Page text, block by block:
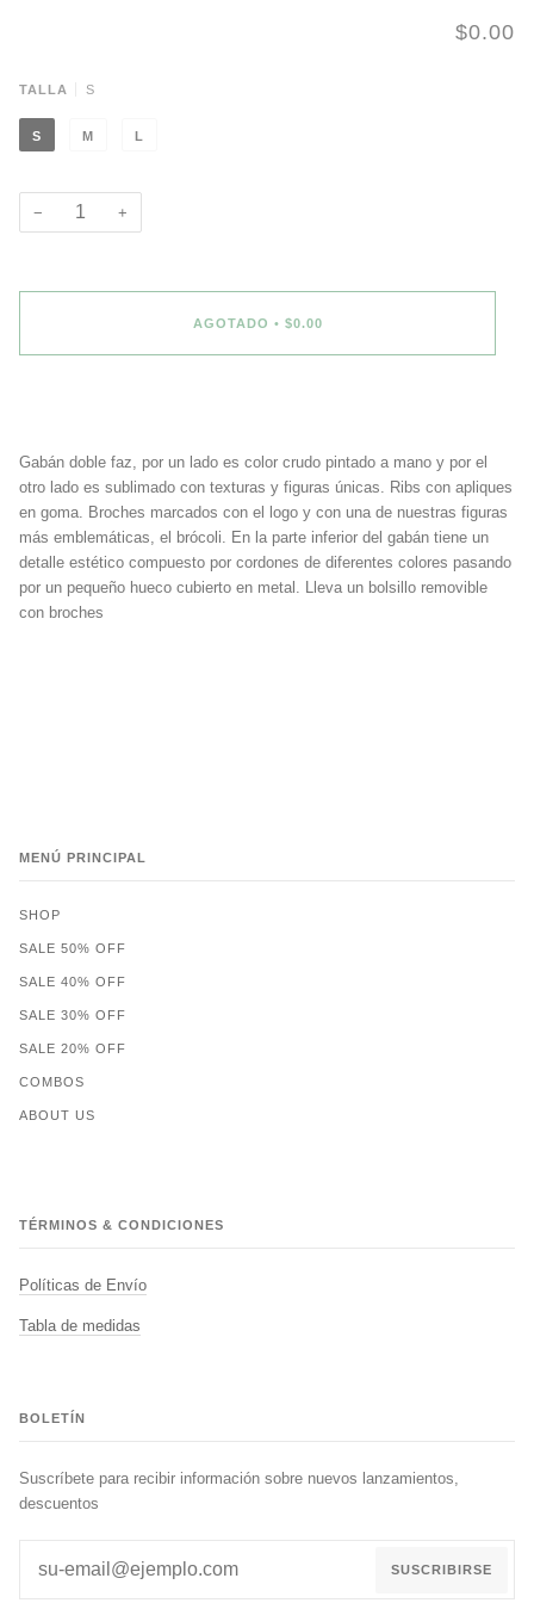
$0.00
TALLA S
S M L
− +
AGOTADO • $0.00
Gabán doble faz, por un lado es color crudo pintado a mano y por el
otro lado es sublimado con texturas y figuras únicas. Ribs con apliques
en goma. Broches marcados con el logo y con una de nuestras figuras
más emblemáticas, el brócoli. En la parte inferior del gabán tiene un
detalle estético compuesto por cordones de diferentes colores pasando
por un pequeño hueco cubierto en metal. Lleva un bolsillo removible
con broches
MENÚ PRINCIPAL
SHOP
SALE 50% OFF
SALE 40% OFF
SALE 30% OFF
SALE 20% OFF
COMBOS
ABOUT US
TÉRMINOS & CONDICIONES
Políticas de Envío
Tabla de medidas
BOLETÍN
Suscríbete para recibir información sobre nuevos lanzamientos,
descuentos
SUSCRIBIRSE